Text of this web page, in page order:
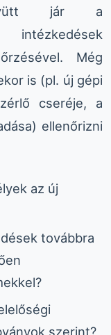
jár a
Még
is (pl. új gépi
cseréje, a
ellenőrizni
az új
továbbra
szerint?